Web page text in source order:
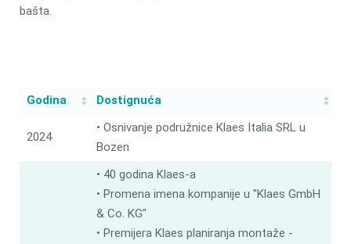
bašta.
Godina Dostignuća
2024
• Osnivanje podružnice Klaes Italia SRL u
Bozen
• 40 godina Klaes-a
• Promena imena kompanije u "Klaes GmbH
& Co. KG"
• Premijera Klaes planiranja montaže -